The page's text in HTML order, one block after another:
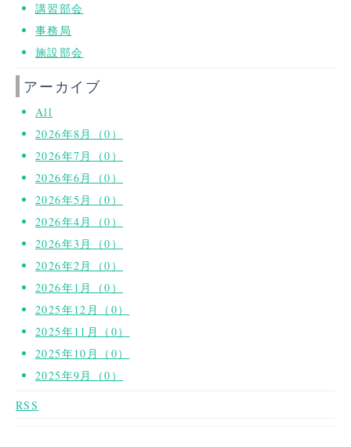
講習部会
事務局
施設部会
アーカイブ
All
2026年8月（0）
2026年7月（0）
2026年6月（0）
2026年5月（0）
2026年4月（0）
2026年3月（0）
2026年2月（0）
2026年1月（0）
2025年12月（0）
2025年11月（0）
2025年10月（0）
2025年9月（0）
RSS